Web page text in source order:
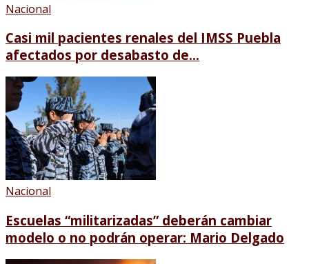
Nacional
Casi mil pacientes renales del IMSS Puebla
afectados por desabasto de...
Nacional
Escuelas “militarizadas” deberán cambiar
modelo o no podrán operar: Mario Delgado